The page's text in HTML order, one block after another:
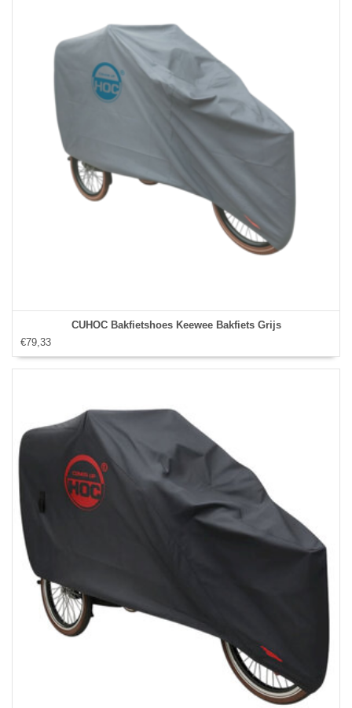
CUHOC Bakfietshoes Keewee Bakfiets Grijs
€79,33